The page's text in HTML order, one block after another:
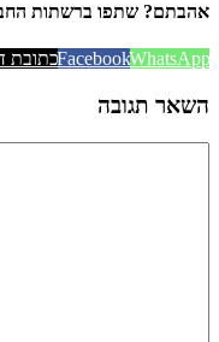
אהבתם? שתפו ברשתות
FacebookWhatsApp כתובת
השאר תגובה